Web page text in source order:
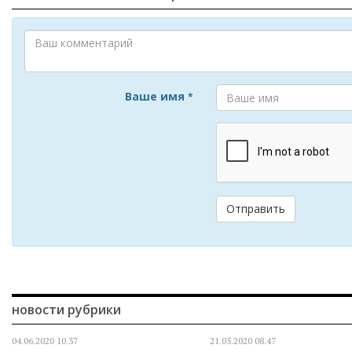
Ваше имя *
Отправить
новости рубрики
04.06.2020 10.37 21.05.2020 08.47